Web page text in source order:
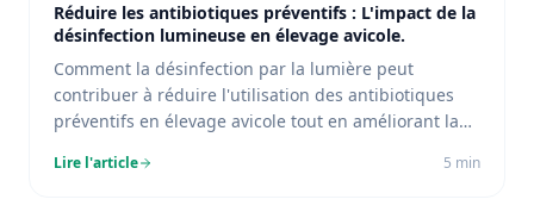
Réduire les antibiotiques préventifs : L'impact de la
désinfection lumineuse en élevage avicole.
Comment la désinfection par la lumière peut
contribuer à réduire l'utilisation des antibiotiques
préventifs en élevage avicole tout en améliorant la
Lire l'article 5 min